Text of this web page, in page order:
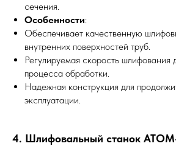
сечения.
Особенности:
Обеспечивает качественную
внутренних поверхностей труб.
Регулируемая скорость шлифования
процесса обработки.
Надежная конструкция для
эксплуатации.
4. Шлифовальный станок